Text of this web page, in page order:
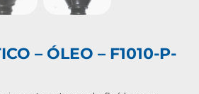
– ÓLEO – F1010-P-